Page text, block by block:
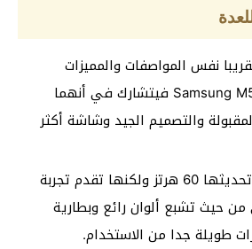
نفس المواصفات والمميزات
التي يقدمها Samsung M51 فيتشارك في أنهما
والتصميم الجيد وشاشة أكثر
صحيح أن معدل تحديثها 60 هرتز ولكنها تقدم تجربة
من حيث تشبع ألوان رائع وبطارية
طويلة جدا من الاستخدام.